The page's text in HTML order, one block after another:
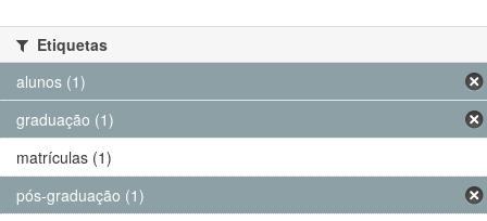
Etiquetas
alunos (1)
graduação (1)
matrículas (1)
pós-graduação (1)